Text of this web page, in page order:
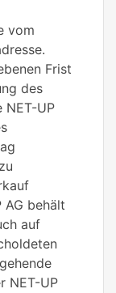
vom
Frist
des
NET-UP
AG behält
auf
NET-UP